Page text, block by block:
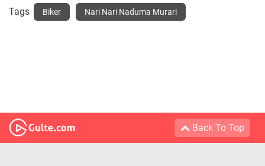
Tags Biker Nari Nari Naduma Murari
Back To Top